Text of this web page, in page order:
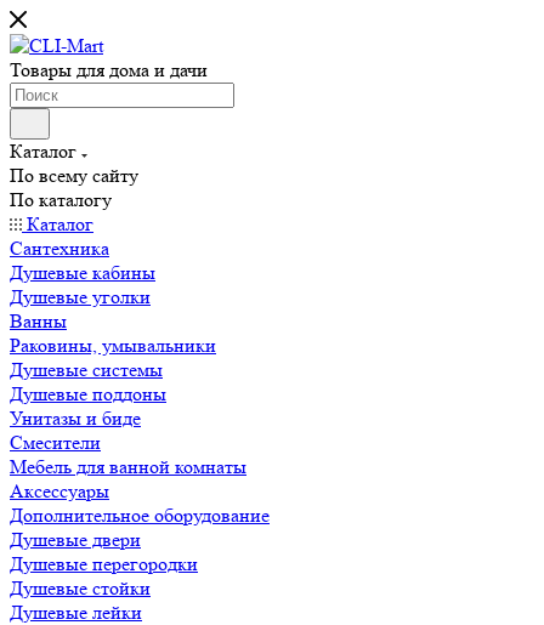
Товары для дома и дачи
Каталог
По всему сайту
По каталогу
Каталог
Сантехника
Душевые кабины
Душевые уголки
Ванны
Раковины, умывальники
Душевые системы
Душевые поддоны
Унитазы и биде
Смесители
Мебель для ванной комнаты
Аксессуары
Дополнительное оборудование
Душевые двери
Душевые перегородки
Душевые стойки
Душевые лейки